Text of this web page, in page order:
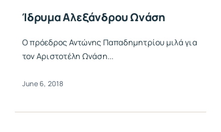
Ίδρυμα Αλεξάνδρου Ωνάση
Ο πρόεδρος Αντώνης Παπαδημητρίου μιλά για
τον Αριστοτέλη Ωνάση...
June 6, 2018